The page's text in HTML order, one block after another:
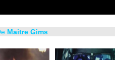
Maitre Gims